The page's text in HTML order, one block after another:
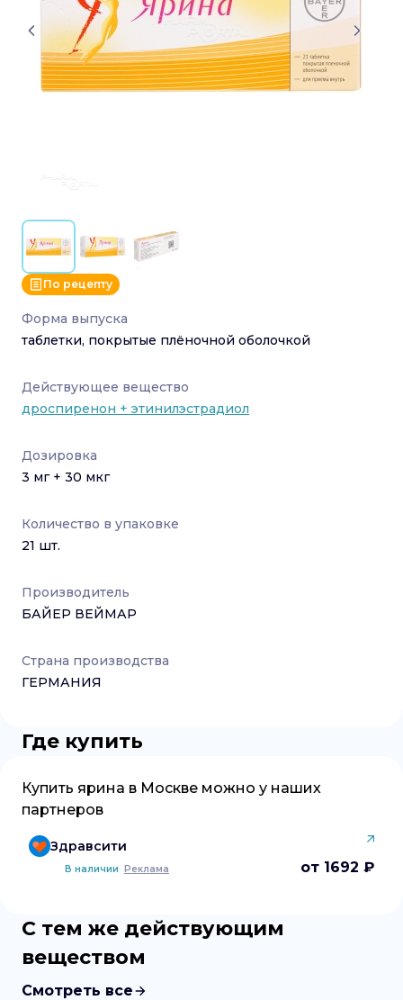
По рецепту
Форма выпуска
таблетки, покрытые плёночной оболочкой
Действующее вещество
дроспиренон + этинилэстрадиол
Дозировка
3 мг + 30 мкг
Количество в упаковке
21 шт.
Производитель
БАЙЕР ВЕЙМАР
Страна производства
ГЕРМАНИЯ
Где купить
Купить ярина в Москве можно у наших
партнеров
Здравсити
от 1692 ₽
В наличии Реклама
С тем же действующим
веществом
Смотреть все